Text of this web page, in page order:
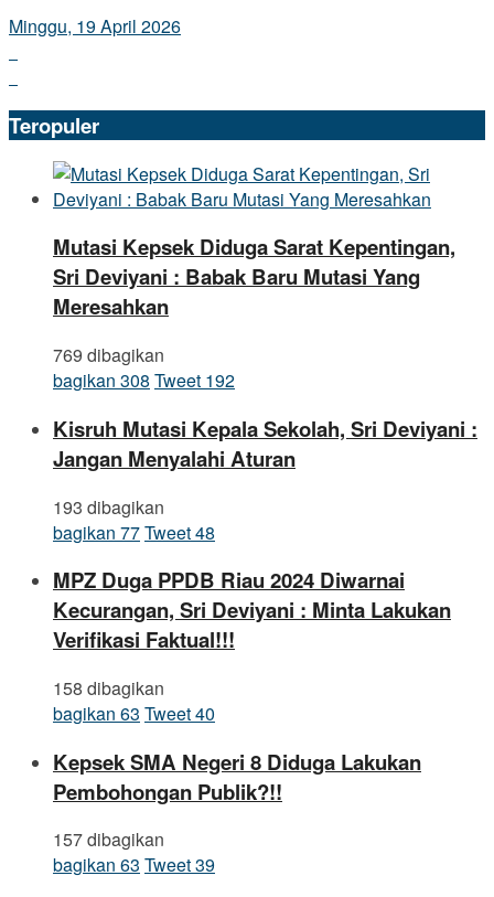
Minggu, 19 April 2026
Teropuler
Mutasi Kepsek Diduga Sarat Kepentingan,
Sri Deviyani : Babak Baru Mutasi Yang
Meresahkan
769 dibagikan
bagikan 308 Tweet 192
Kisruh Mutasi Kepala Sekolah, Sri Deviyani :
Jangan Menyalahi Aturan
193 dibagikan
bagikan 77Tweet48
MPZ Duga PPDB Riau 2024 Diwarnai
Kecurangan, Sri Deviyani : Minta Lakukan
Verifikasi Faktual!!!
158 dibagikan
bagikan 63 Tweet40
Kepsek SMA Negeri 8 Diduga Lakukan
Pembohongan Publik?!!
157 dibagikan
bagikan 63 Tweet39